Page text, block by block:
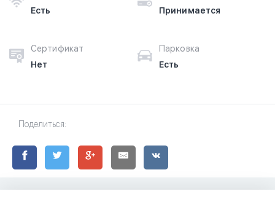
Есть
Принимается
Сертификат
Нет
Парковка
Есть
Поделиться: